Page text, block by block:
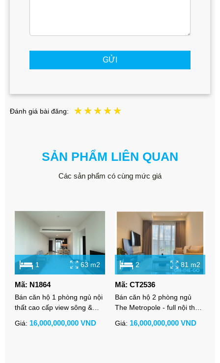
GỬI
Đánh giá bài đăng:
SẢN PHẨM LIÊN QUAN
Các sản phẩm có cùng mức giá
1 63 m2
Mã: N1864
Bán căn hộ 1 phòng ngủ nội
thất cao cấp view sông &
Giá: 16,000,000,000 VND
2 81 m2
Mã: CT2536
Bán căn hộ 2 phòng ngủ
The Metropole - full nội thất -
Giá: 16,000,000,000 VND